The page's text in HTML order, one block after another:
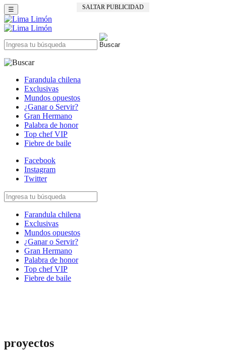
SALTAR PUBLICIDAD
☰
Farandula chilena
Exclusivas
Mundos opuestos
¿Ganar o Servir?
Gran Hermano
Palabra de honor
Top chef VIP
Fiebre de baile
Facebook
Instagram
Twitter
Farandula chilena
Exclusivas
Mundos opuestos
¿Ganar o Servir?
Gran Hermano
Palabra de honor
Top chef VIP
Fiebre de baile
proyectos